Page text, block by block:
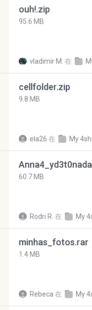
ouh!.zip
95.6 MB
vladimir M. 在
cellfolder.zip
9.8 MB
ela26 在 My
60.7 MB
Rodri R. 在 My
minhas_fotos.rar
1.4 MB
Rebeca 在 My